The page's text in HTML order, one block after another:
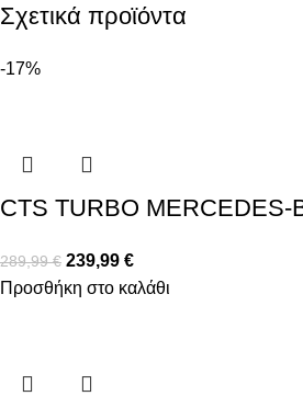
Σχετικά προϊόντα
-17%
CTS TURBO
289,99€ 239,99 €
Προσθήκη στο καλάθι